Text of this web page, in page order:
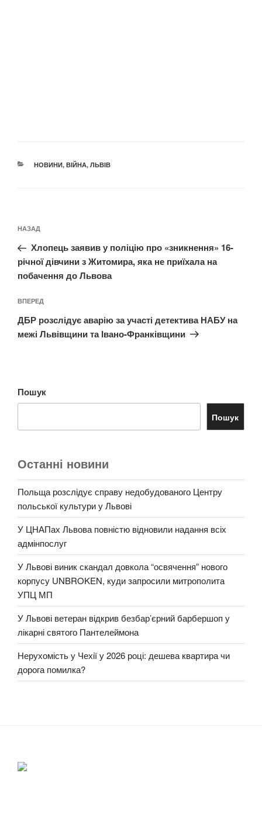
КАТЕГОРІЇ
НОВИНИ, ВІЙНА, ЛЬВІВ
записів
Попередній
запис:
НАЗАД
Хлопець заявив у поліцію про «зникнення» 16-
річної дівчини з Житомира, яка не приїхала на
побачення до Львова
Наступний
запис
ВПЕРЕД
ДБР розслідує аварію за участі детектива НАБУ на
межі Львівщини та Івано-Франківщини
Пошук
Пошук
Останні новини
Польща розслідує справу недобудованого Центру
польської культури у Львові
У ЦНАПах Львова повністю відновили надання всіх
адмінпослуг
У Львові виник скандал довкола “освячення” нового
корпусу UNBROKEN, куди запросили митрополита
УПЦ МП
У Львові ветеран відкрив безбар’єрний барбершоп у
лікарні святого Пантелеймона
Нерухомість у Чехії у 2026 році: дешева квартира чи
дорога помилка?